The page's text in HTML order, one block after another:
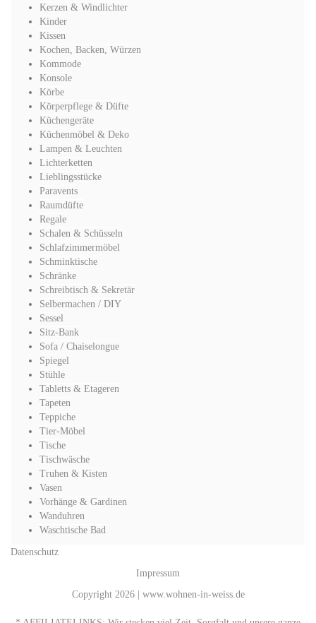
Kerzen & Windlichter
Kinder
Kissen
Kochen, Backen, Würzen
Kommode
Konsole
Körbe
Körperpflege & Düfte
Küchengeräte
Küchenmöbel & Deko
Lampen & Leuchten
Lichterketten
Lieblingsstücke
Paravents
Raumdüfte
Regale
Schalen & Schüsseln
Schlafzimmermöbel
Schminktische
Schränke
Schreibtisch & Sekretär
Selbermachen / DIY
Sessel
Sitz-Bank
Sofa / Chaiselongue
Spiegel
Stühle
Tabletts & Etageren
Tapeten
Teppiche
Tier-Möbel
Tische
Tischwäsche
Truhen & Kisten
Vasen
Vorhänge & Gardinen
Wanduhren
Waschtische Bad
Datenschutz
Impressum
Copyright 2026 | www.wohnen-in-weiss.de